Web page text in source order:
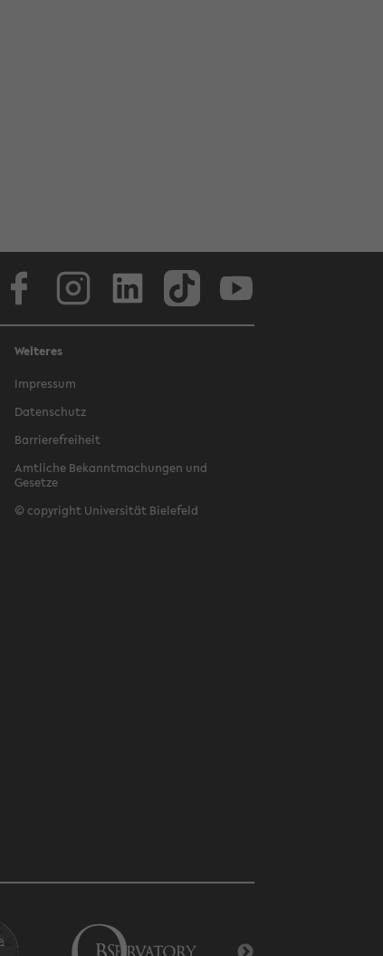
Weiteres
Impressum
Datenschutz
Barrierefreiheit
Amtliche Bekanntmachungen und
Gesetze
© copyright Universität Bielefeld